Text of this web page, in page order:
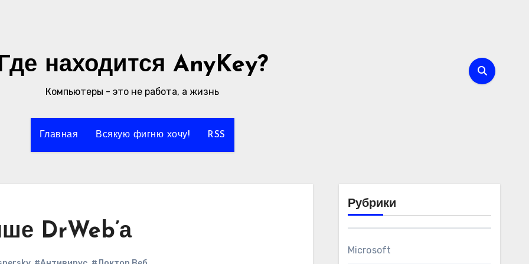
находится AnyKey?
Компьютеры - это не работа, а жизнь
Главная Всякую фигню хочу! RSS
DrWeb’а
Рубрики
Microsoft